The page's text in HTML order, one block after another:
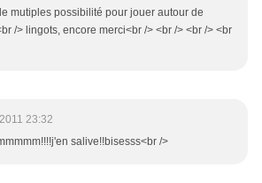
mutiples possibilité pour jouer autour de
/> lingots, encore merci<br /> <br /> <br /> <br
23:32
salive!!bisesss<br />